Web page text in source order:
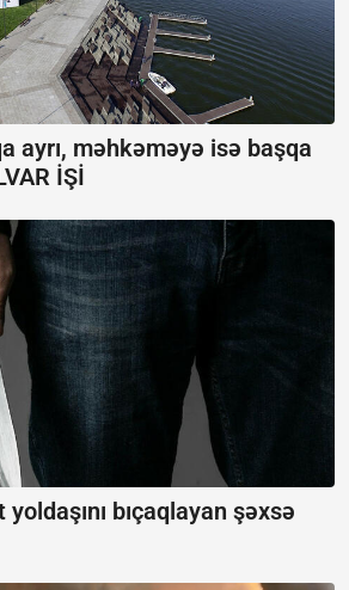
ayrı, məhkəməyə isə başqa
İŞİ
bıçaqlayan şəxsə